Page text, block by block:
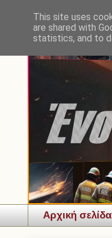
Αρχική σελίδα
This site uses
are shared with
statistics, and to